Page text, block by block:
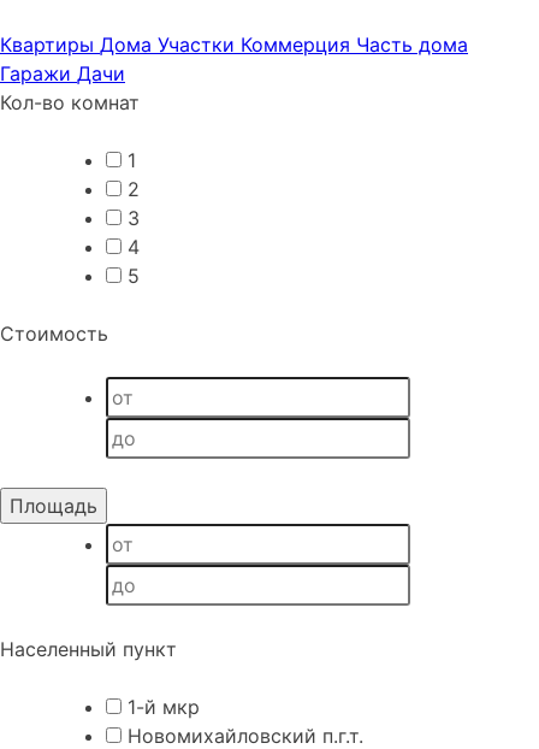
Квартиры Дома Участки Коммерция Часть дома
Гаражи Дачи
Кол-во комнат
1
2
3
4
5
Стоимость
Населенный пункт
1-й мкр
Новомихайловский п.г.т.